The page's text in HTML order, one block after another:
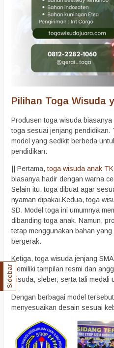
Pilihan Toga Wisuda
Produsen toga wisuda
toga sesuai jenjang pendidikan.
model yang sedikit berbeda
pendidikan.
|| Pertama,toga wisuda anak
biasanya hadir dengan warna
Selain itu, toga dibuat agar
nyaman dipakai.Kedua, toga
SD. Model toga ini umumnya
dibanding toga anak. Namun,
tetap menggunakan bahan
bergerak.
Ketiga, toga wisuda jenjang
memiliki tampilan resmi dan
wisuda, sleber, serta tali medali
Dengan berbagai model
menyesuaikan desain sesuai
Sidebar